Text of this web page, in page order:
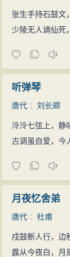
张生手持石鼓文
少陵无人谪仙死
听弹琴
唐代 ：刘长卿
泠泠七弦上，静
古调虽自爱，今
月夜忆舍弟
唐代 ：杜甫
戍鼓断人行，边
露从今夜白，月